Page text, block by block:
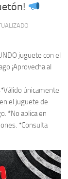
juguete con el
¡Aprovecha al
únicamente
el juguete de
*No aplica en
*Consulta